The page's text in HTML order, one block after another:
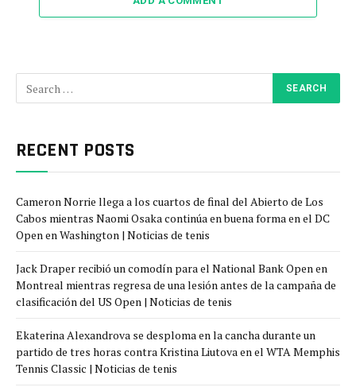
RECENT POSTS
Cameron Norrie llega a los cuartos de final del Abierto de Los
Cabos mientras Naomi Osaka continúa en buena forma en el DC
Open en Washington | Noticias de tenis
Jack Draper recibió un comodín para el National Bank Open en
Montreal mientras regresa de una lesión antes de la campaña de
clasificación del US Open | Noticias de tenis
Ekaterina Alexandrova se desploma en la cancha durante un
partido de tres horas contra Kristina Liutova en el WTA Memphis
Tennis Classic | Noticias de tenis